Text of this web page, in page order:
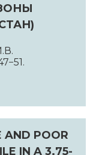
AND POOR
IN A 3.75-